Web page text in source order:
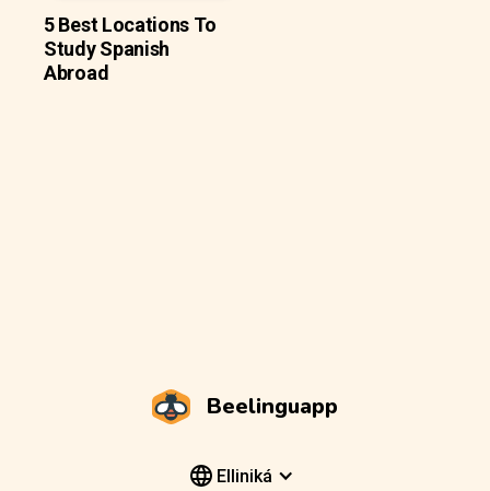
5 Best Locations To
Study Spanish
Abroad
Beelinguapp
Elliniká